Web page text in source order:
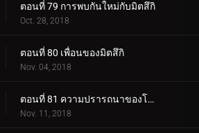
ตอนที่ 79 การพบกันใหม่กับมิตสึกิ
Oct. 28, 2018
ตอนที่ 80 เพื่อนของมิตสึกิ
Nov. 04, 2018
ตอนที่ 81 ความปรารถนาของโบรูโตะ
Nov. 11, 2018